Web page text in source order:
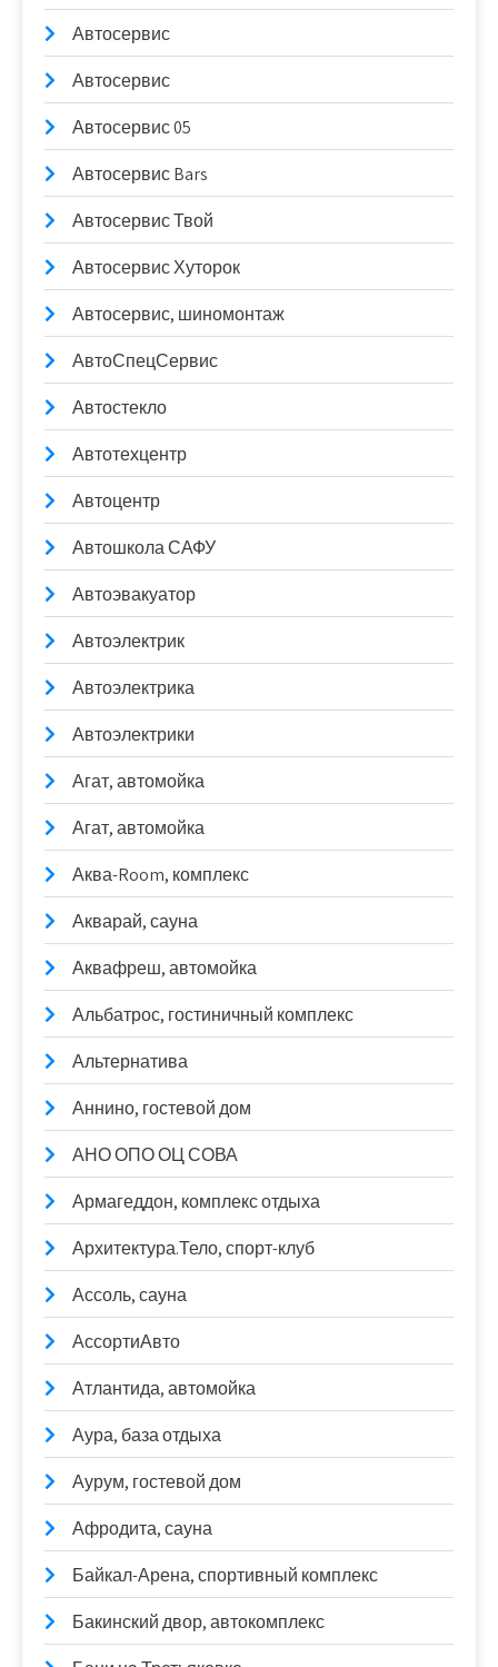
Автосервис
Автосервис
Автосервис 05
Автосервис Bars
Автосервис Твой
Автосервис Хуторок
Автосервис, шиномонтаж
АвтоСпецСервис
Автостекло
Автотехцентр
Автоцентр
Автошкола САФУ
Автоэвакуатор
Автоэлектрик
Автоэлектрика
Автоэлектрики
Агат, автомойка
Агат, автомойка
Аква-Room, комплекс
Акварай, сауна
Аквафреш, автомойка
Альбатрос, гостиничный комплекс
Альтернатива
Аннино, гостевой дом
АНО ОПО ОЦ СОВА
Армагеддон, комплекс отдыха
Архитектура.Тело, спорт-клуб
Ассоль, сауна
АссортиАвто
Атлантида, автомойка
Аура, база отдыха
Аурум, гостевой дом
Афродита, сауна
Байкал-Арена, спортивный комплекс
Бакинский двор, автокомплекс